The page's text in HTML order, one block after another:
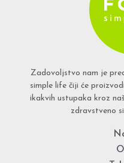
Zadovoljstvo nam je
simple life čiji će
ikakvih ustupaka kroz
zdravstveno